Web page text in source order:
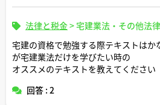
法律と税金>宅建業法・その他法
宅建の資格で勉強する際テキストはか
が宅建業法だけを学びたい時の
オススメのテキストを教えてください
回答 : 2